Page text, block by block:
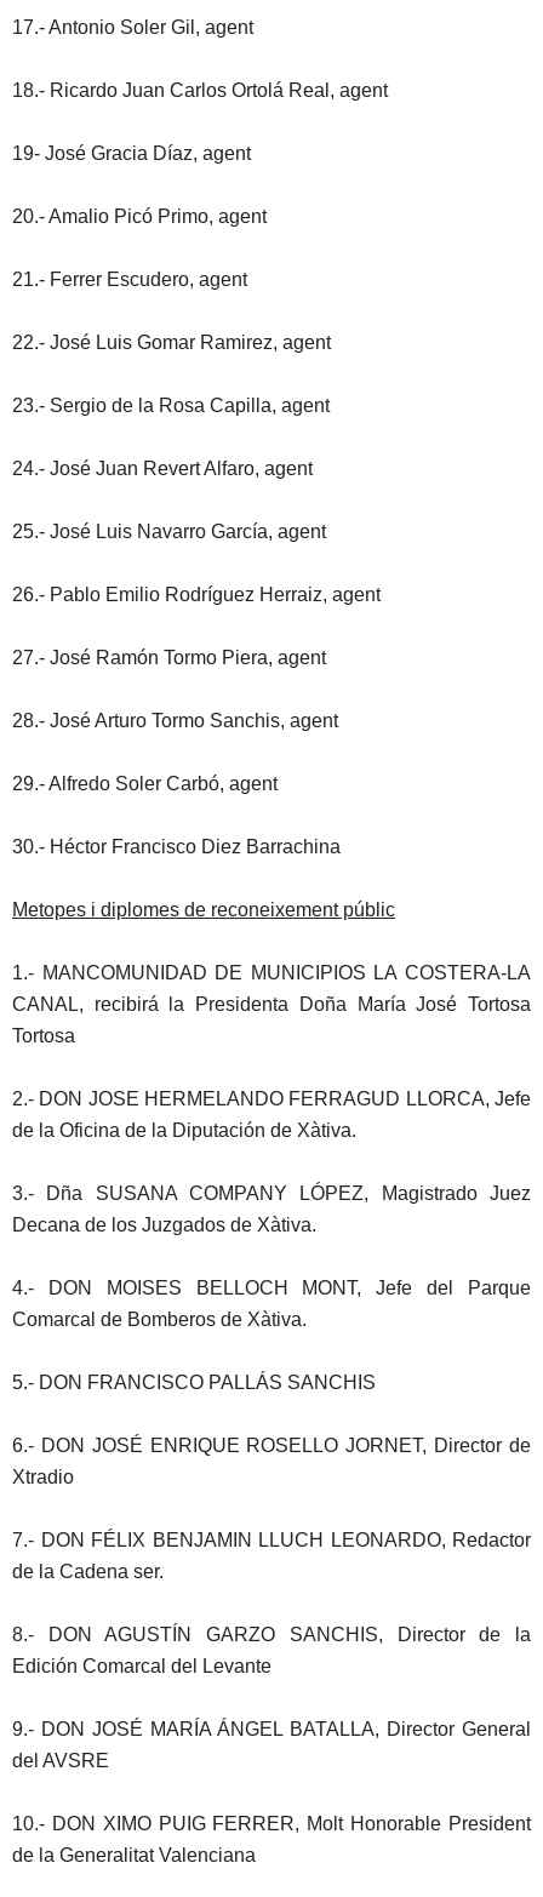
17.- Antonio Soler Gil, agent
18.- Ricardo Juan Carlos Ortolá Real, agent
19- José Gracia Díaz, agent
20.- Amalio Picó Primo, agent
21.- Ferrer Escudero, agent
22.- José Luis Gomar Ramirez, agent
23.- Sergio de la Rosa Capilla, agent
24.- José Juan Revert Alfaro, agent
25.- José Luis Navarro García, agent
26.- Pablo Emilio Rodríguez Herraiz, agent
27.- José Ramón Tormo Piera, agent
28.- José Arturo Tormo Sanchis, agent
29.- Alfredo Soler Carbó, agent
30.- Héctor Francisco Diez Barrachina
Metopes i diplomes de reconeixement públic
1.- MANCOMUNIDAD DE MUNICIPIOS LA COSTERA-LA
CANAL, recibirá la Presidenta Doña María José Tortosa
Tortosa
2.- DON JOSE HERMELANDO FERRAGUD LLORCA, Jefe
de la Oficina de la Diputación de Xàtiva.
3.- Dña SUSANA COMPANY LÓPEZ, Magistrado Juez
Decana de los Juzgados de Xàtiva.
4.- DON MOISES BELLOCH MONT, Jefe del Parque
Comarcal de Bomberos de Xàtiva.
5.- DON FRANCISCO PALLÁS SANCHIS
6.- DON JOSÉ ENRIQUE ROSELLO JORNET, Director de
Xtradio
7.- DON FÉLIX BENJAMIN LLUCH LEONARDO, Redactor
de la Cadena ser.
8.- DON AGUSTÍN GARZO SANCHIS, Director de la
Edición Comarcal del Levante
9.- DON JOSÉ MARÍA ÁNGEL BATALLA, Director General
del AVSRE
10.- DON XIMO PUIG FERRER, Molt Honorable President
de la Generalitat Valenciana